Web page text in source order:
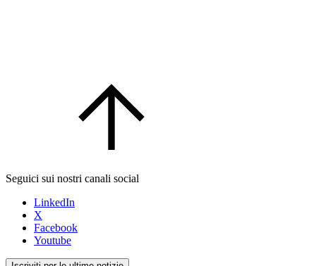
Seguici sui nostri canali social
LinkedIn
X
Facebook
Youtube